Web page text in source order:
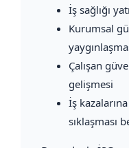
İş sağlığı
Kurumsal
Çalışan
gelişmesi
İş
sıklaşması